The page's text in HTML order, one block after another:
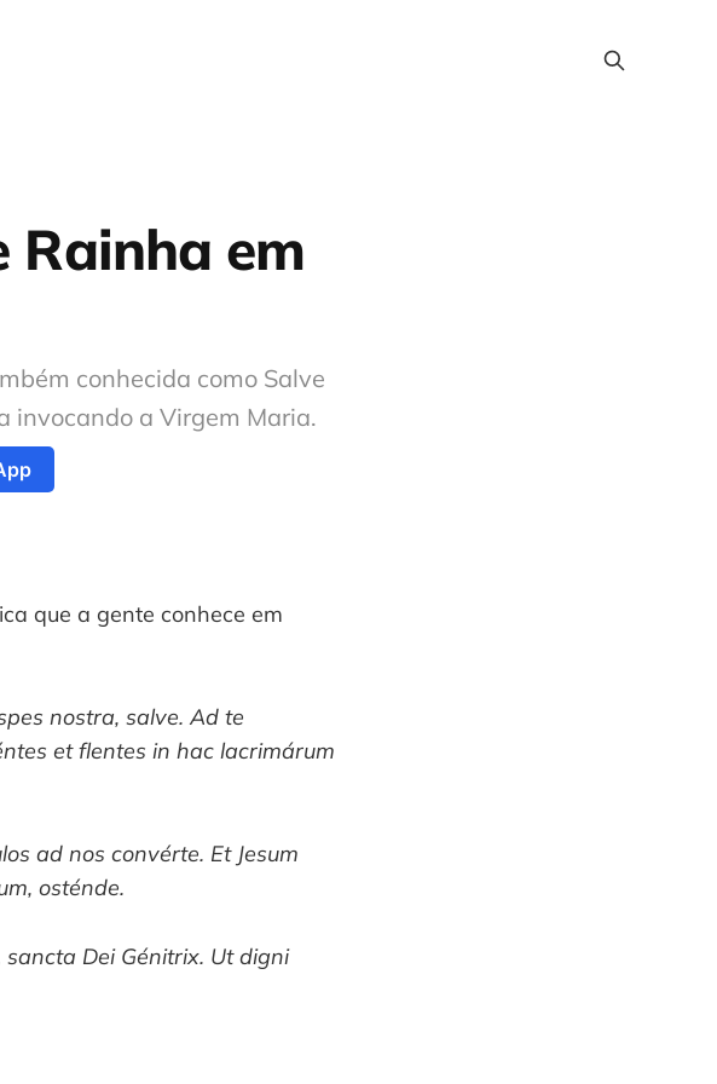
Rainha em
conhecida como Salve
invocando a Virgem Maria.
que a gente conhece em
nostra, salve. Ad te
et flentes in hac lacrimárum
ad nos convérte. Et Jesum
osténde.
Dei Génitrix. Ut digni